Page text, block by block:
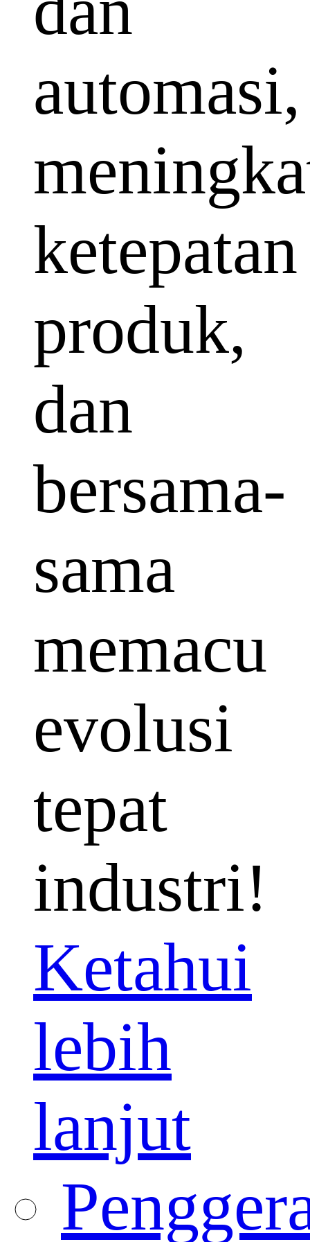
automasi,
ketepatan
produk,
dan
bersama-
sama
memacu
evolusi
tepat
industri!
Ketahui
lebih
lanjut